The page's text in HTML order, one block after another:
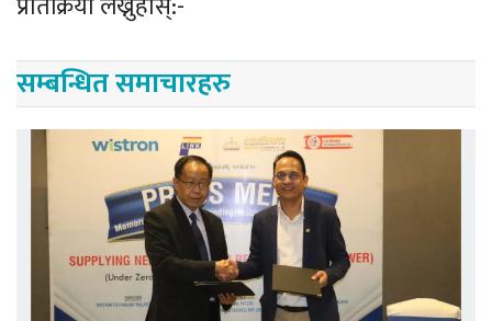
सम्बन्धित समाचारहरु